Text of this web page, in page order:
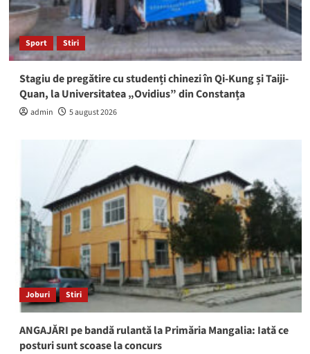
Sport Stiri
Stagiu de pregătire cu studenți chinezi în Qi-Kung și Taiji-
Quan, la Universitatea „Ovidius” din Constanța
admin 5 august 2026
Joburi Stiri
ANGAJĂRI pe bandă rulantă la Primăria Mangalia: Iată ce
posturi sunt scoase la concurs